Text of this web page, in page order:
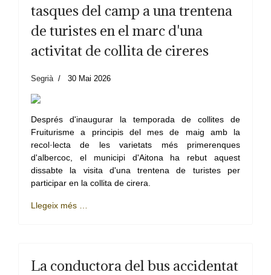
tasques del camp a una trentena
de turistes en el marc d'una
activitat de collita de cireres
Segrià 30 Mai 2026
Després d'inaugurar la temporada de collites de
Fruiturisme a principis del mes de maig amb la
recol·lecta de les varietats més primerenques
d'albercoc, el municipi d'Aitona ha rebut aquest
dissabte la visita d'una trentena de turistes per
participar en la collita de cirera.
Llegeix més …
La conductora del bus accidentat